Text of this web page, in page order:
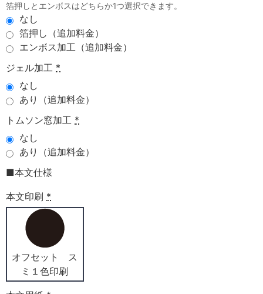
箔押しとエンボスはどちらか1つ選択できます。
なし
箔押し（追加料金）
エンボス加工（追加料金）
ジェル加工 *
なし
あり（追加料金）
トムソン窓加工 *
なし
あり（追加料金）
■本文仕様
本文印刷 *
オフセット ス
ミ１色印刷